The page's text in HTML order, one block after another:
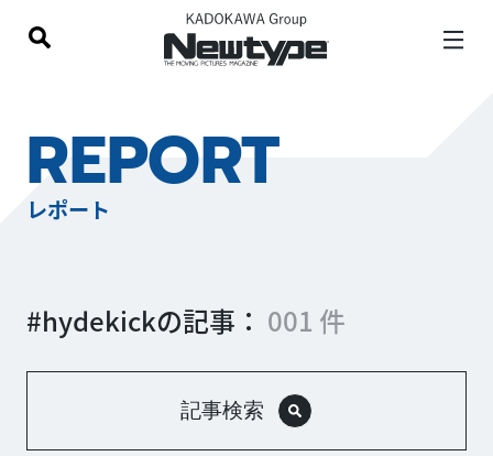
REPORT
レポート
#hydekickの記事： 001 件
記事検索